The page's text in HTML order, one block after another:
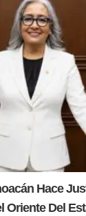
Hace
Oriente Del